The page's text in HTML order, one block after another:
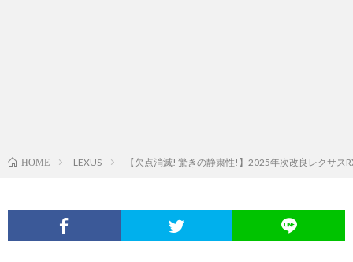
HOME LEXUS 【欠点消滅! 驚きの静粛性!】2025年次改良レクサス